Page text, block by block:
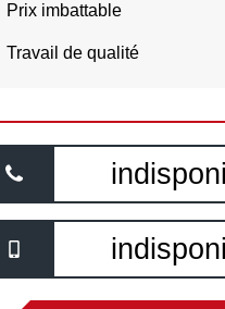
Prix imbattable
Travail de qualité